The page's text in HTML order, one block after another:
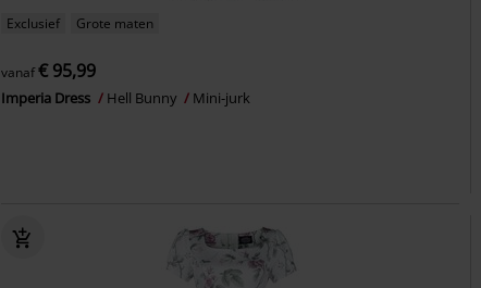
Exclusief Grote maten
vanaf€ 95,99
Imperia Dress Hell Bunny Mini-jurk